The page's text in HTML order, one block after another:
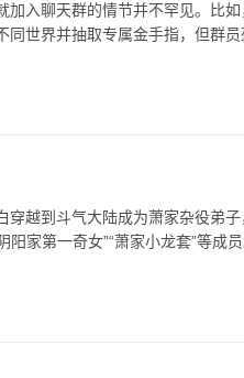
加入聊天群的情节并不罕见。比
世界并抽取专属金手指，但群
越到斗气大陆成为萧家杂役弟
阳家第一奇女”“萧家小龙套”等成